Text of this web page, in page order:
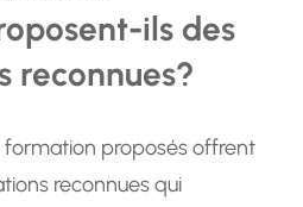
ils des
reconnues?
proposés offrent
reconnues qui